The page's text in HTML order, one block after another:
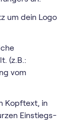
um dein Logo
(z.B.:
vom
Kopftext, in
Einstiegs-